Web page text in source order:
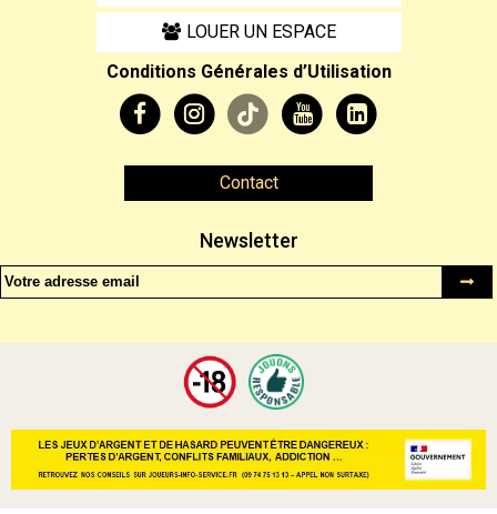
LOUER UN ESPACE
Conditions Générales d’Utilisation
Contact
Newsletter